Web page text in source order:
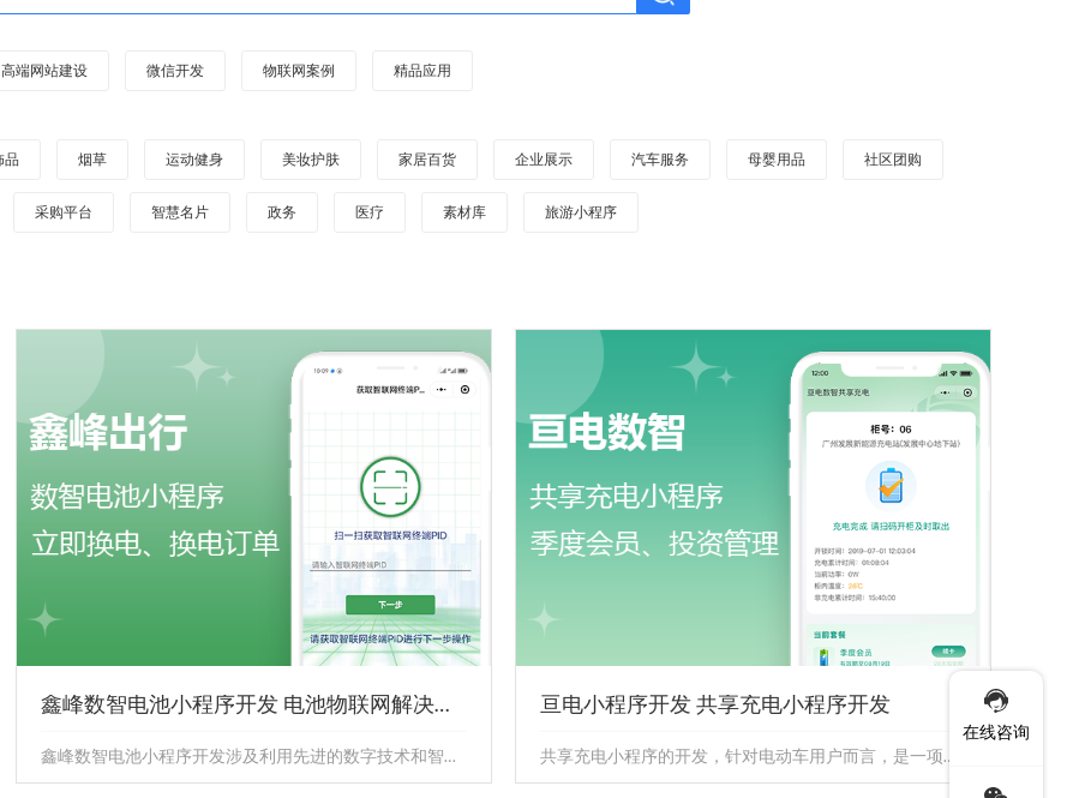
高端网站建设 微信开发 物联网案例 精品应用
品 烟草 运动健身 美妆护肤 家居百货 企业展示 汽车服务 母婴用品 社区团购
采购平台 智慧名片 政务 医疗 素材库 旅游小程序
鑫峰数智电池小程序开发 电池物联网解决方案
鑫峰数智电池小程序开发涉及利用先进的数字技术和智能算法，为电池管理提供高效的解决方案。通过开发这样的程序，用户能够实时监...
亘电小程序开发 共享充电小程序开发
共享充电小程序的开发，针对电动车用户而言，是一项极具实用性与便捷性的技术创新。它通过智能手机平台，为用户提供了一个即时、...
在线咨询